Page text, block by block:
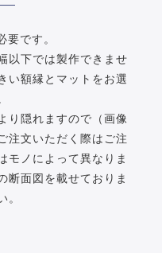
です。
以下では製作できませ
い額縁とマットをお選
り隠れますので（画像
注文いただく際はご注
モノによって異なりま
断面図を載せておりま
。